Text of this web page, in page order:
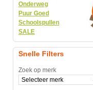
Onderweg
Puur Goed
Schoolspullen
SALE
Snelle Filters
Zoek op merk